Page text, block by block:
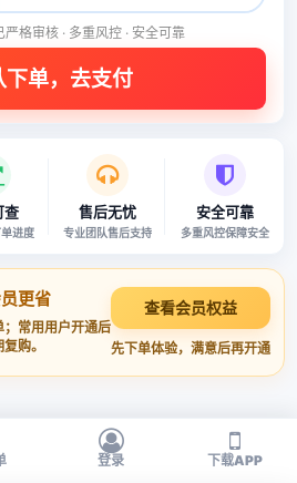
格审核 · 多重风控 · 安全可靠
查
进度
售后无忧
专业团队售后支持
安全可靠
多重风控保障安全
更省
常用用户开通后
购。
查看会员权益
先下单体验，满意后再开通
登录 下载APP